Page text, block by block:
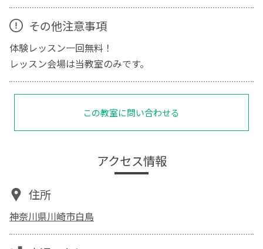
その他注意事項
体験レッスン一回無料！
レッスン会場は当教室のみです。
この教室に問い合わせる
アクセス情報
住所
神奈川県川崎市白鳥